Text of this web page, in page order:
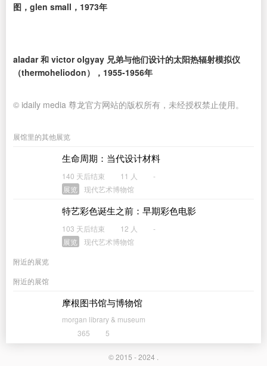
图，glen small，1973年
aladar 和 victor olgyay 兄弟与他们设计的太阳热辐射模拟仪
（thermoheliodon），1955-1956年
© idaily media 尊龙官方网站的版权所有，未经授权禁止使用。
展馆里的其他展览
生命周期：当代设计材料
140 天后结束 11 人
-
展览
现代艺术博物馆
特艺彩色诞生之前：早期彩色电影
103 天后结束 12 人
-
展览
现代艺术博物馆
附近的展览
附近的展馆
摩根图书馆与博物馆
morgan library & museum
365
5
© 2015 - 2024 .